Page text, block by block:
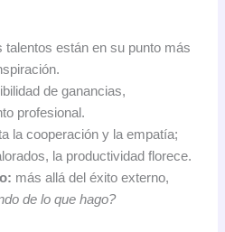
talentos están en su punto más
de ganancias,
profesional.
la cooperación y la empatía;
la productividad florece.
más allá del éxito externo,
de lo que hago?